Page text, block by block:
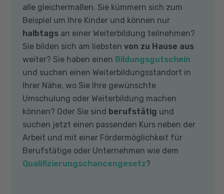
alle gleichermaßen. Sie kümmern sich zum
Beispiel um Ihre Kinder und können nur
halbtags an einer Weiterbildung teilnehmen?
Sie bilden sich am liebsten von zu Hause aus
weiter? Sie haben einen Bildungsgutschein
und suchen einen Weiterbildungsstandort in
Ihrer Nähe, wo Sie Ihre gewünschte
Umschulung oder Weiterbildung machen
können? Oder Sie sind berufstätig und
suchen jetzt einen passenden Kurs neben der
Arbeit und mit einer Fördermöglichkeit für
Berufstätige oder Unternehmen wie dem
Qualifizierungschancengesetz?